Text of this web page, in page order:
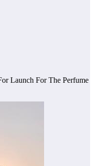
Launch For The Perfume